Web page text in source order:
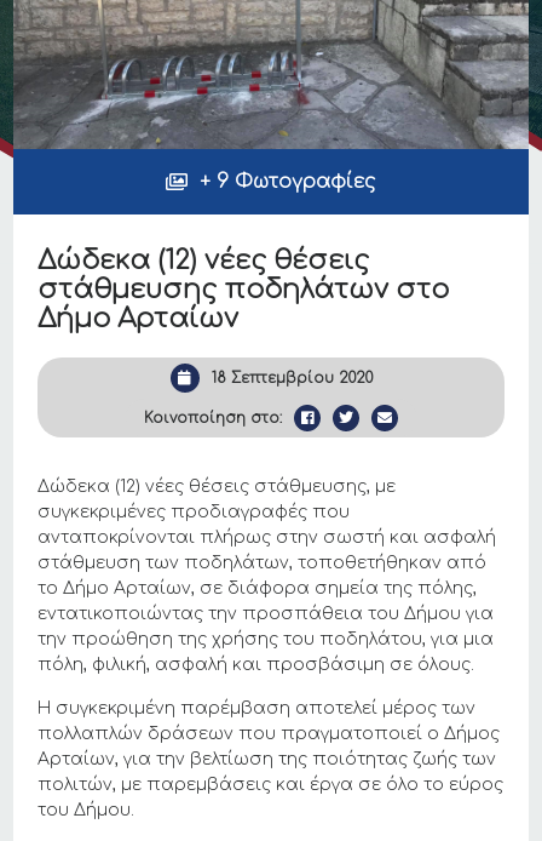
+ 9 Φωτογραφίες
Δώδεκα (12) νέες θέσεις
στάθμευσης ποδηλάτων στο
Δήμο Αρταίων
18 Σεπτεμβρίου 2020
Κοινοποίηση στο:
Δώδεκα (12) νέες θέσεις στάθμευσης, με
συγκεκριμένες προδιαγραφές που
ανταποκρίνονται πλήρως στην σωστή και ασφαλή
στάθμευση των ποδηλάτων, τοποθετήθηκαν από
το Δήμο Αρταίων, σε διάφορα σημεία της πόλης,
εντατικοποιώντας την προσπάθεια του Δήμου για
την προώθηση της χρήσης του ποδηλάτου, για μια
πόλη, φιλική, ασφαλή και προσβάσιμη σε όλους.
Η συγκεκριμένη παρέμβαση αποτελεί μέρος των
πολλαπλών δράσεων που πραγματοποιεί ο Δήμος
Αρταίων, για την βελτίωση της ποιότητας ζωής των
πολιτών, με παρεμβάσεις και έργα σε όλο το εύρος
του Δήμου.